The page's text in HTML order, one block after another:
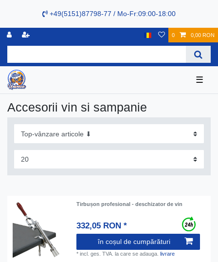
+49(5151)87798-77 / Mo-Fr:09:00-18:00
0 0,00 RON
☰
Accesorii vin si sampanie
Tirbușon profesional - deschizator de vin
332,05 RON *
în coșul de cumpărături
*incl. ges. TVA. la care se adauga.livrare